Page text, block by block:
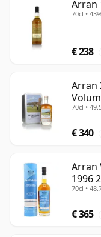
Arran
70cl •
€ 238
Arran
70cl •
€ 340
Arran
1996
70cl •
€ 365